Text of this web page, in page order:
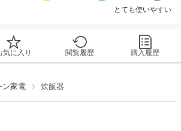
とても使いやすい
気に入り 閲覧履歴 購入履歴
ン家電 炊飯器